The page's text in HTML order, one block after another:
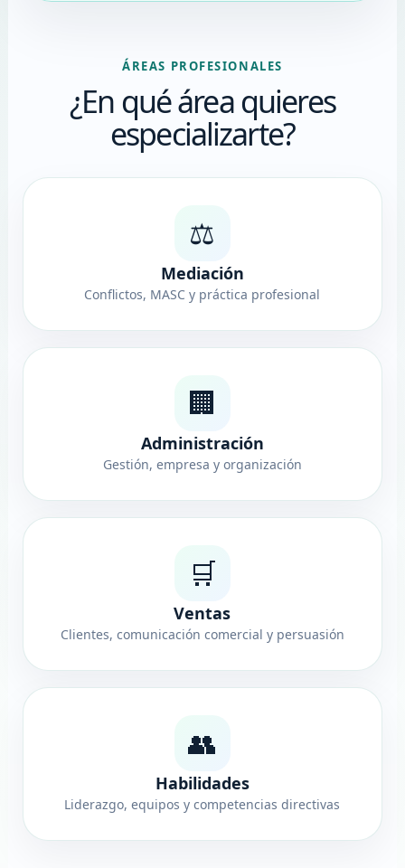
ÁREAS PROFESIONALES
¿En qué área quieres
especializarte?
⚖️
Mediación
Conflictos, MASC y práctica profesional
🏢
Administración
Gestión, empresa y organización
🛒
Ventas
Clientes, comunicación comercial y persuasión
👥
Habilidades
Liderazgo, equipos y competencias directivas